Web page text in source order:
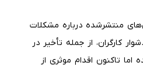
منتشرشده درباره مشکلات
کارگران، از جمله تأخیر در
تاکنون اقدام موثری از